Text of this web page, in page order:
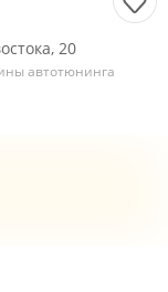
20
автотюнинга